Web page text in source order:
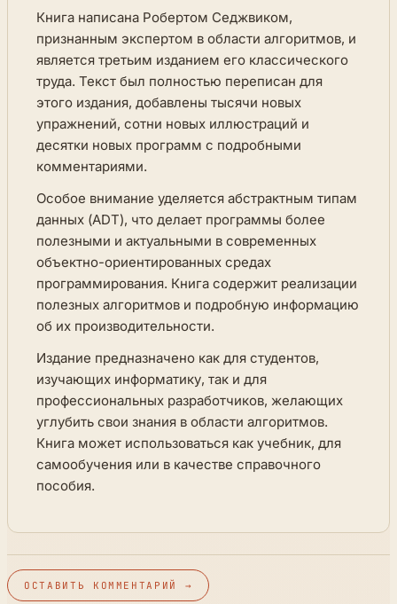
Книга написана Робертом Седжвиком,
признанным экспертом в области алгоритмов, и
является третьим изданием его классического
труда. Текст был полностью переписан для
этого издания, добавлены тысячи новых
упражнений, сотни новых иллюстраций и
десятки новых программ с подробными
комментариями.
Особое внимание уделяется абстрактным типам
данных (ADT), что делает программы более
полезными и актуальными в современных
объектно-ориентированных средах
программирования. Книга содержит реализации
полезных алгоритмов и подробную информацию
об их производительности.
Издание предназначено как для студентов,
изучающих информатику, так и для
профессиональных разработчиков, желающих
углубить свои знания в области алгоритмов.
Книга может использоваться как учебник, для
самообучения или в качестве справочного
пособия.
ОСТАВИТЬ КОММЕНТАРИЙ →